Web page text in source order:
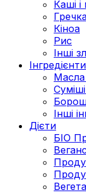
Каші
Кіноа
Рис
Інші
Масла
Інші
Дієти
БІО